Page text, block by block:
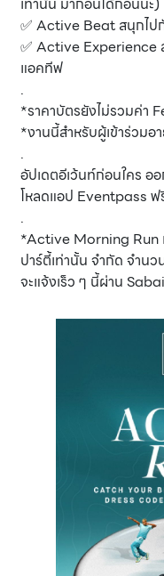
✅ Active Beat สนุกไป
✅ Active Experience
แอคทีฟ
.
*ราคาบัตรยังไม่รวมค่า
*งานนี้สำหรับผู้เข้าร่วม
.
อัปเดตอีเว้นท์ก่อนใคร อ
โหลดแอป Eventpass
.
*Active Morning Run เ
ปาร์ตี้เท่านั้น จำกัด จำน
จะแจ้งเร็ว ๆ นี้ผ่าน